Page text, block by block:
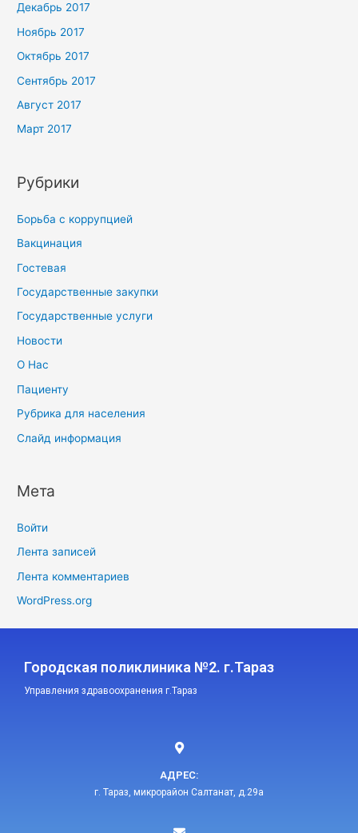
Декабрь 2017
Ноябрь 2017
Октябрь 2017
Сентябрь 2017
Август 2017
Март 2017
Рубрики
Борьба с коррупцией
Вакцинация
Гостевая
Государственные закупки
Государственные услуги
Новости
О Нас
Пациенту
Рубрика для населения
Слайд информация
Мета
Войти
Лента записей
Лента комментариев
WordPress.org
Городская поликлиника №2. г.Тараз
Управления здравоохранения г.Тараз
АДРЕС:
г. Тараз, микрорайон Салтанат, д.29а